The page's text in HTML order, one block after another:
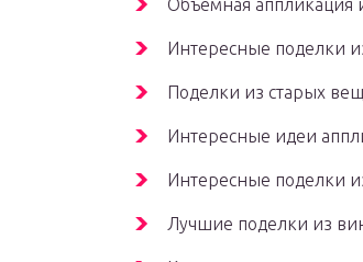
Объемная аппликация
Интересные поделки
Поделки из старых
Интересные идеи
Интересные поделки
Лучшие поделки из